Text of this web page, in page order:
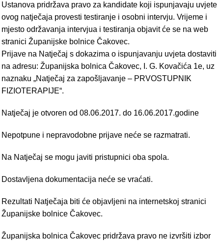
Ustanova pridržava pravo za kandidate koji ispunjavaju uvjete
ovog natječaja provesti testiranje i osobni intervju. Vrijeme i
mjesto održavanja intervjua i testiranja objavit će se na web
stranici Županijske bolnice Čakovec.
Prijave na Natječaj s dokazima o ispunjavanju uvjeta dostaviti
na adresu: Županijska bolnica Čakovec, I. G. Kovačića 1e, uz
naznaku „Natječaj za zapošljavanje – PRVOSTUPNIK
FIZIOTERAPIJE“.
Natječaj je otvoren od 08.06.2017. do 16.06.2017.godine
Nepotpune i nepravodobne prijave neće se razmatrati.
Na Natječaj se mogu javiti pristupnici oba spola.
Dostavljena dokumentacija neće se vraćati.
Rezultati Natječaja biti će objavljeni na internetskoj stranici
Županijske bolnice Čakovec.
Županijska bolnica Čakovec pridržava pravo ne izvršiti izbor